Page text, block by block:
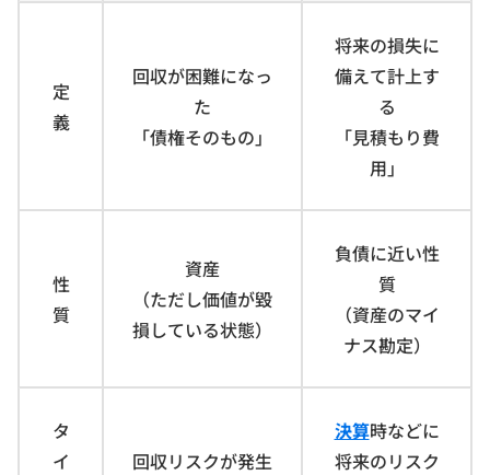
定
義
回収が困難になっ
た
「債権そのもの」
将来の損失に
備えて計上す
る
「見積もり費
用」
性
質
資産
（ただし価値が毀
損している状態）
負債に近い性
質
（資産のマイ
ナス勘定）
タ
イ
回収リスクが発生
決算時などに
将来のリスク